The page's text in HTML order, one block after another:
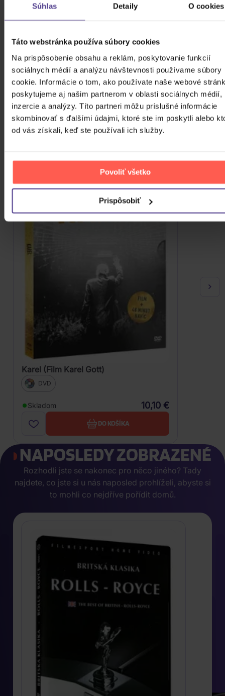
Súhlas Detaily O cookies
Táto webstránka používa súbory cookies
Na prispôsobenie obsahu a reklám, poskytovanie funkcií
sociálnych médií a analýzu návštevnosti používame súbory
cookie. Informácie o tom, ako používate naše webové
poskytujeme aj našim partnerom v oblasti sociálnych médií,
inzercie a analýzy. Títo partneri môžu príslušné informácie
skombinovať s ďalšími údajmi, ktoré ste im poskytli alebo
od vás získali, keď ste používali ich služby.
Povoliť všetko
Prispôsobiť
ZOBRAZIT VŠECHNY
PODOBNÉ PRODUKTY
Do nálady sa vám možno trafia aj nasledujúce
kusovky. Mrknite na ne.
Karel (Film Karel Gott)
DVD
Skladom 10,10 €
DO KOŠÍKA
NAPOSLEDY ZOBRAZENÉ
Rozhodli jste se nakonec pro něco jiného? Tady
najdete, co jste si u nás naposled prohlíželi, abyste si
to mohli co nejdříve pořídit domů.